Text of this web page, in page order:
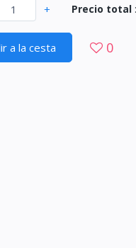
+ Precio total:
a la cesta 0